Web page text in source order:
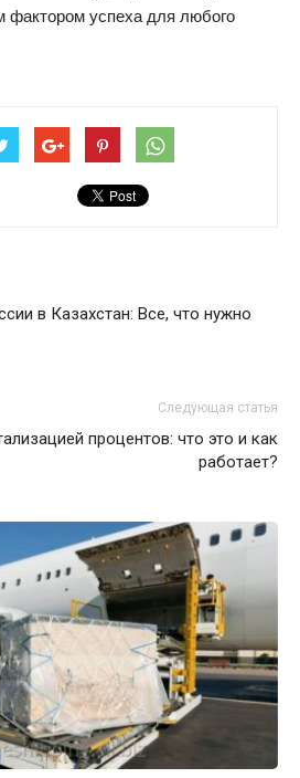
фактором успеха для любого
в Казахстан: Все, что нужно
Следующая статья
процентов: что это и как
работает?